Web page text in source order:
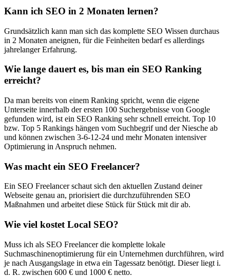
Kann ich SEO in 2 Monaten lernen?
Grundsätzlich kann man sich das komplette SEO Wissen durchaus
in 2 Monaten aneignen, für die Feinheiten bedarf es allerdings
jahrelanger Erfahrung.
Wie lange dauert es, bis man ein SEO Ranking
erreicht?
Da man bereits von einem Ranking spricht, wenn die eigene
Unterseite innerhalb der ersten 100 Suchergebnisse von Google
gefunden wird, ist ein SEO Ranking sehr schnell erreicht. Top 10
bzw. Top 5 Rankings hängen vom Suchbegrif und der Niesche ab
und können zwischen 3-6-12-24 und mehr Monaten intensiver
Optimierung in Anspruch nehmen.
Was macht ein SEO Freelancer?
Ein SEO Freelancer schaut sich den aktuellen Zustand deiner
Webseite genau an, priorisiert die durchzuführenden SEO
Maßnahmen und arbeitet diese Stück für Stück mit dir ab.
Wie viel kostet Local SEO?
Muss ich als SEO Freelancer die komplette lokale
Suchmaschinenoptimierung für ein Unternehmen durchführen, wird
je nach Ausgangslage in etwa ein Tagessatz benötigt. Dieser liegt i.
d. R. zwischen 600 € und 1000 € netto.